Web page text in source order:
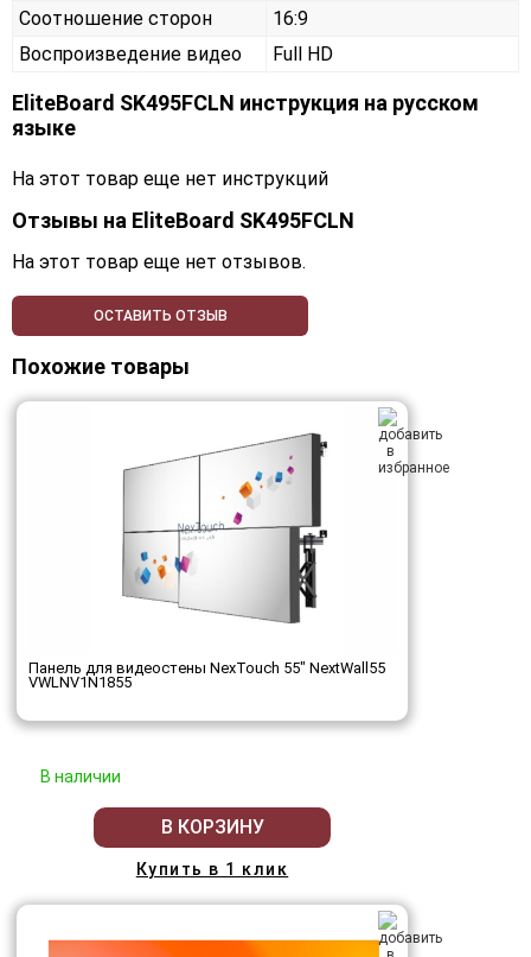
Соотношение сторон
16:9
Воспроизведение видео
Full HD
EliteBoard SK495FCLN инструкция на русском
языке
На этот товар еще нет инструкций
Отзывы на EliteBoard SK495FCLN
На этот товар еще нет отзывов.
ОСТАВИТЬ ОТЗЫВ
Похожие товары
Панель для видеостены NexTouch 55" NextWall55
VWLNV1N1855
В наличии
В КОРЗИНУ
Купить в 1 клик